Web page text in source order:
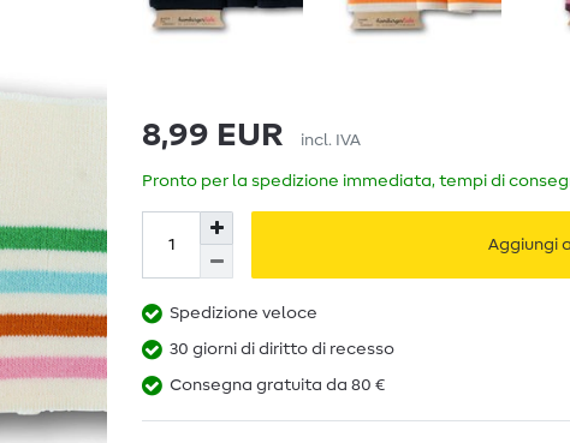
8,99 EUR incl. IVA
Pronto per la spedizione immediata, tempi di
Aggiungi
Spedizione veloce
30 giorni di diritto di recesso
Consegna gratuita da 80 €